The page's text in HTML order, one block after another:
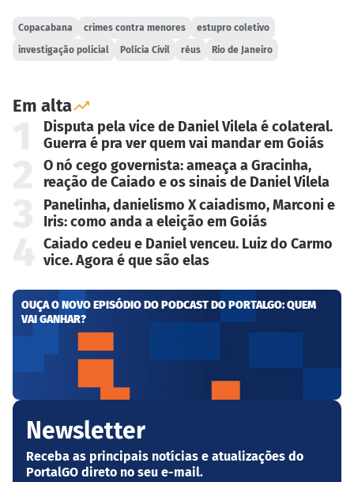
Copacabana crimes contra menores estupro coletivo
investigação policial Polícia Civil réus Rio de Janeiro
Em alta
Disputa pela vice de Daniel Vilela é colateral.
Guerra é pra ver quem vai mandar em Goiás
O nó cego governista: ameaça a Gracinha,
reação de Caiado e os sinais de Daniel Vilela
Panelinha, danielismo X caiadismo, Marconi e
Iris: como anda a eleição em Goiás
Caiado cedeu e Daniel venceu. Luiz do Carmo
vice. Agora é que são elas
OUÇA O NOVO EPISÓDIO DO PODCAST DO PORTALGO: QUEM
VAI GANHAR?
Newsletter
Receba as principais notícias e atualizações do
PortalGO direto no seu e-mail.